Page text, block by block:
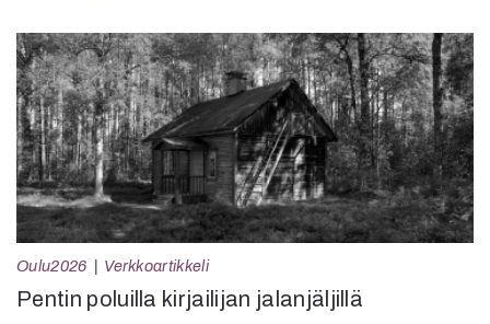
Oulu2026 Verkkoartikkeli
Pentin poluilla kirjailijan jalanjäljillä